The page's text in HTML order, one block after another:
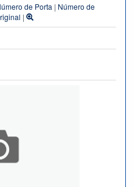
de Porta | Número de
|